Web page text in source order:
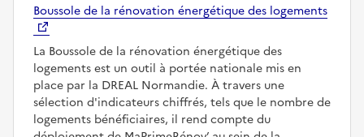
Boussole de la rénovation énergétique des logements
La Boussole de la rénovation énergétique des
logements est un outil à portée nationale mis en
place par la DREAL Normandie. À travers une
sélection d'indicateurs chiffrés, tels que le nombre de
logements bénéficiaires, il rend compte du